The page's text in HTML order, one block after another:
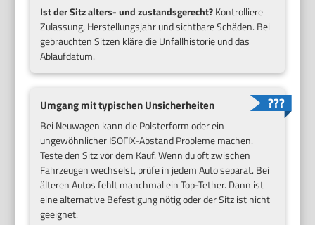
Ist der Sitz alters- und zustandsgerecht?Kontrolliere
Zulassung, Herstellungsjahr und sichtbare Schäden. Bei
gebrauchten Sitzen kläre die Unfallhistorie und das
Ablaufdatum.
Umgang mit typischen Unsicherheiten
Bei Neuwagen kann die Polsterform oder ein
ungewöhnlicher ISOFIX-Abstand Probleme machen.
Teste den Sitz vor dem Kauf. Wenn du oft zwischen
Fahrzeugen wechselst, prüfe in jedem Auto separat. Bei
älteren Autos fehlt manchmal ein Top-Tether. Dann ist
eine alternative Befestigung nötig oder der Sitz ist nicht
geeignet.